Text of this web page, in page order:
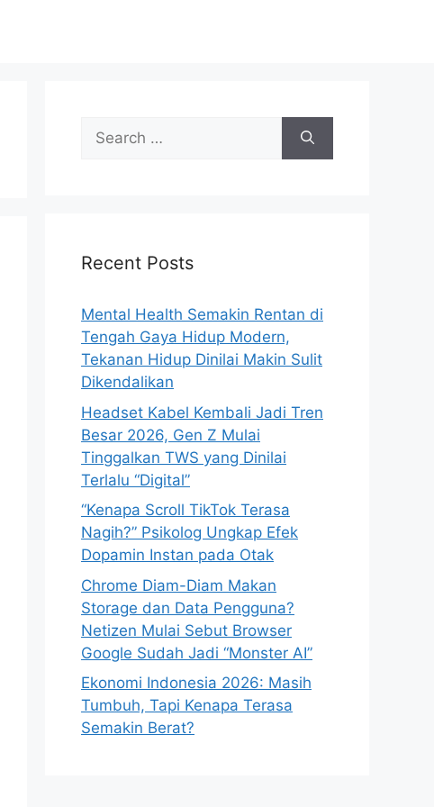
f
r
:
Recent Posts
Mental Health Semakin Rentan di
Tengah Gaya Hidup Modern,
Tekanan Hidup Dinilai Makin Sulit
Dikendalikan
Headset Kabel Kembali Jadi Tren
Besar 2026, Gen Z Mulai
Tinggalkan TWS yang Dinilai
Terlalu “Digital”
“Kenapa Scroll TikTok Terasa
Nagih?” Psikolog Ungkap Efek
Dopamin Instan pada Otak
Chrome Diam-Diam Makan
Storage dan Data Pengguna?
Netizen Mulai Sebut Browser
Google Sudah Jadi “Monster AI”
Ekonomi Indonesia 2026: Masih
Tumbuh, Tapi Kenapa Terasa
Semakin Berat?